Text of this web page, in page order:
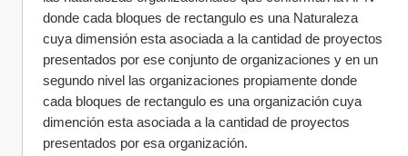
donde cada bloques de rectangulo es una Naturaleza
cuya dimensión esta asociada a la cantidad de proyectos
presentados por ese conjunto de organizaciones y en un
segundo nivel las organizaciones propiamente donde
cada bloques de rectangulo es una organización cuya
dimención esta asociada a la cantidad de proyectos
presentados por esa organización.